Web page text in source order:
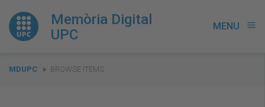
Memòria Digital
UPC
MENU menu
You
MDUPC BROWSE ITEMS